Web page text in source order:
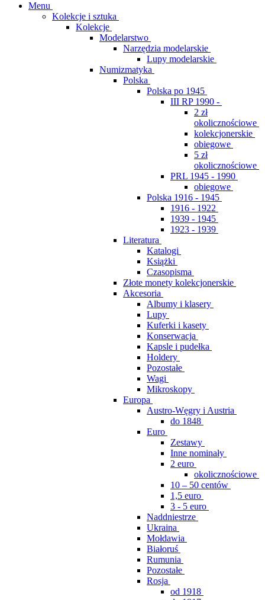
Menu
Kolekcje i sztuka
Kolekcje
Modelarstwo
Narzędzia modelarskie
Lupy modelarskie
Numizmatyka
Polska
Polska po 1945
III RP 1990 -
2 zł
okolicznościowe
kolekcjonerskie
obiegowe
5 zł
okolicznościowe
PRL 1945 - 1990
obiegowe
Polska 1916 - 1945
1916 - 1922
1939 - 1945
1923 - 1939
Literatura
Katalogi
Książki
Czasopisma
Złote monety kolekcjonerskie
Akcesoria
Albumy i klasery
Lupy
Kuferki i kasety
Konserwacja
Kapsle i pudełka
Holdery
Pozostałe
Wagi
Mikroskopy
Europa
Austro-Węgry i Austria
do 1848
Euro
Zestawy
Inne nominały
2 euro
okolicznościowe
10 – 50 centów
1,5 euro
3 - 5 euro
Naddniestrze
Ukraina
Mołdawia
Białoruś
Rumunia
Pozostałe
Rosja
od 1918